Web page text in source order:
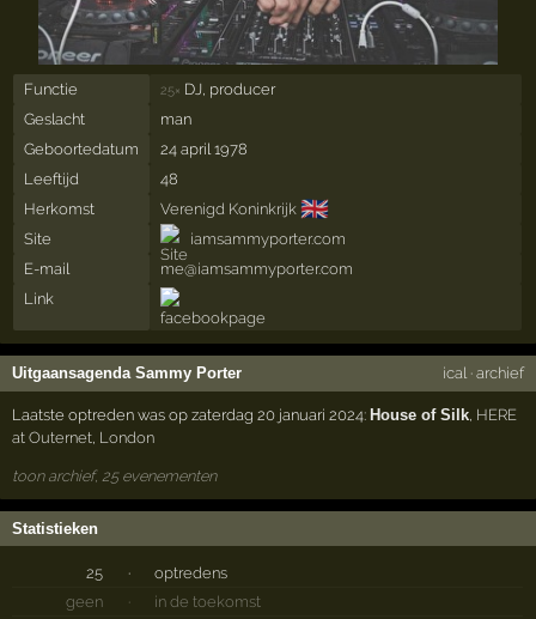
Functie 25× DJ, producer
Geslacht
man
Geboortedatum
24 april 1978
Leeftijd
48
Herkomst
Verenigd Koninkrijk 🇬🇧
Site
iamsammyporter.com
E-mail
me@iamsammyporter.com
Link
Uitgaansagenda Sammy Porter ical· archief
Laatste optreden was op zaterdag 20 januari 2024: House of Silk HERE
at Outernet London
toon archief, 25 evenementen
Statistieken
25 ·
optredens
geen
·
in de toekomst